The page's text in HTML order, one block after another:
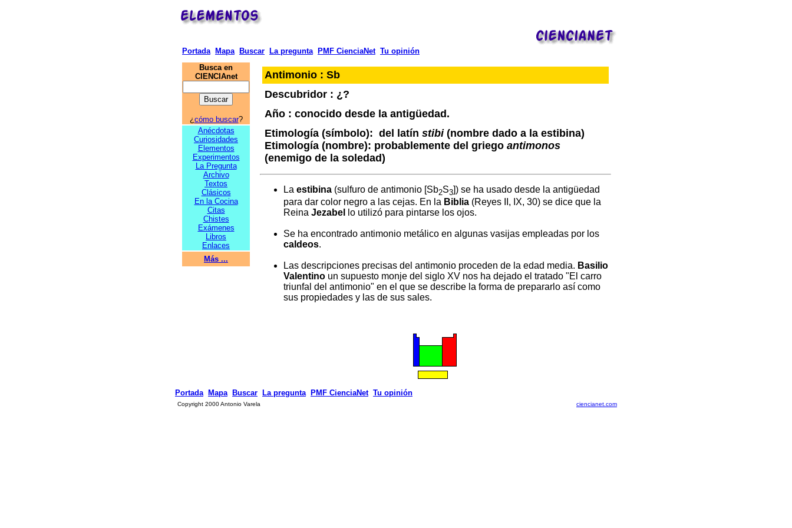
Portada Mapa Buscar La pregunta PMF CienciaNet Tu opinión
Busca en
CIENCIAnet
¿ cómo buscar?
Anécdotas
Curiosidades
Elementos
Experimentos
La Pregunta
Archivo
Textos
Clásicos
En la Cocina
Citas
Chistes
Exámenes
Libros
Enlaces
Más ...
Antimonio : Sb
Descubridor : ¿?
Año : conocido desde la antigüedad.
Etimología (símbolo): del latín stibi (nombre dado a la estibina)
Etimología (nombre): probablemente del griego antimonos
(enemigo de la soledad)
La estibina (sulfuro de antimonio [Sb2S3]) se ha usado desde la antigüedad
para dar color negro a las cejas. En la Biblia (Reyes II, IX, 30) se dice que la
Reina Jezabel lo utilizó para pintarse los ojos.
Se ha encontrado antimonio metálico en algunas vasijas empleadas por los
caldeos.
Las descripciones precisas del antimonio proceden de la edad media. Basilio
Valentino un supuesto monje del siglo XV nos ha dejado el tratado "El carro
triunfal del antimonio" en el que se describe la forma de prepararlo así como
sus propiedades y las de sus sales.
Portada Mapa Buscar La pregunta PMF CienciaNet Tu opinión
Copyright 2000 Antonio Varela ciencianet.com